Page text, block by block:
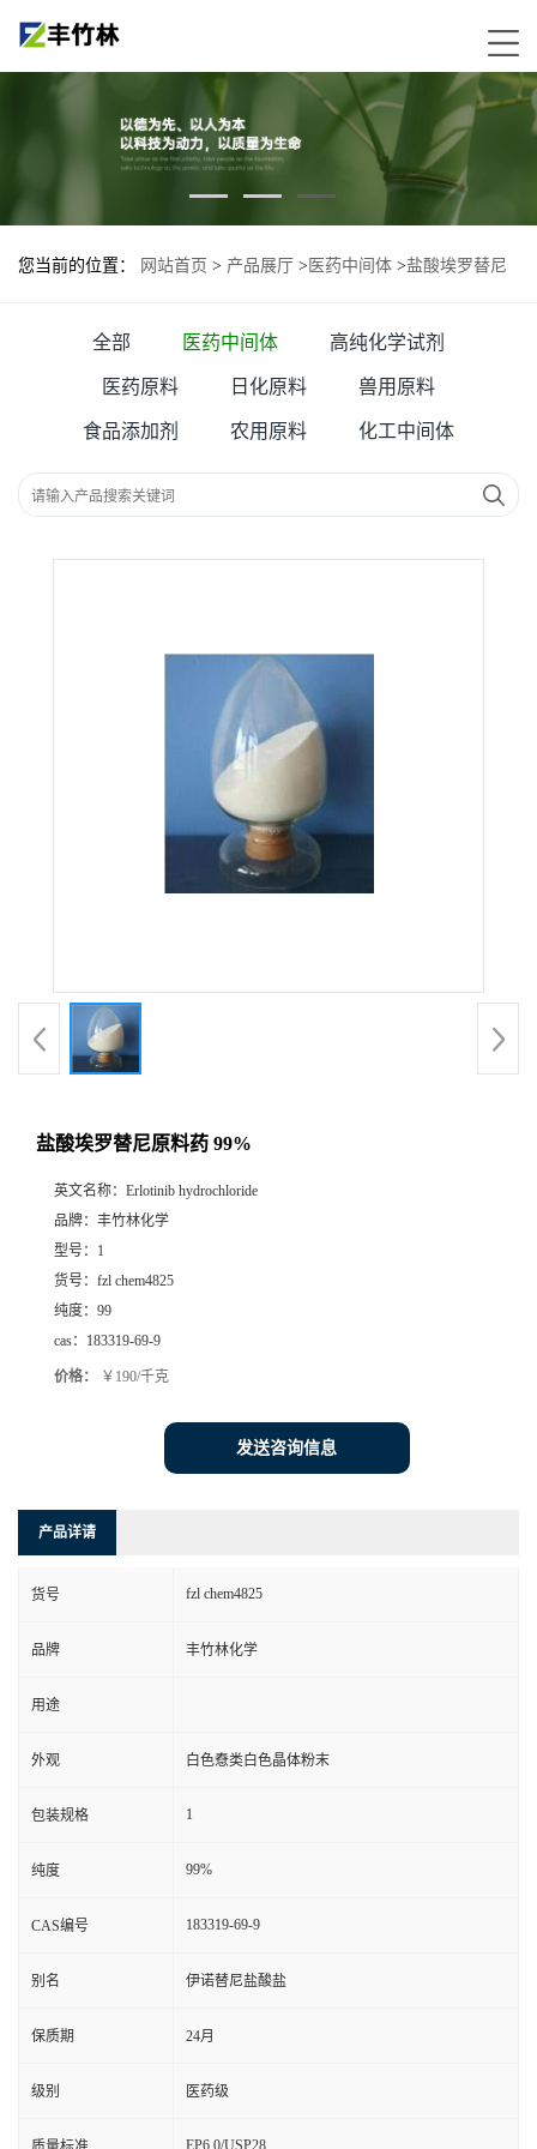
您当前的位置： 网站首页 > 产品展厅 > 医药中间体 >盐酸埃罗替尼
全部 医药中间体 高纯化学试剂
医药原料 日化原料 兽用原料
食品添加剂 农用原料 化工中间体
盐酸埃罗替尼原料药 99%
英文名称： Erlotinib hydrochloride
品牌： 丰竹林化学
型号： 1
货号： fzl chem4825
纯度： 99
cas： 183319-69-9
价格： ￥190/千克
发送咨询信息
产品详请
货号 fzl chem4825
品牌 丰竹林化学
用途
外观 白色憃类白色晶体粉末
包装规格 1
纯度 99%
CAS编号 183319-69-9
别名 伊诺替尼盐酸盐
保质期 24月
级别 医药级